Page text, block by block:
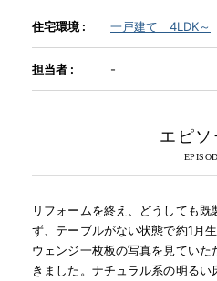
お問い合わせ
住宅環境 : 一戸建て 4LDK～
担当者 : -
エピソ
リフォームを終え、どうしても
ず、テーブルがない状態で約1月
ウェンジ一枚板の写真を見てい
きました。ナチュラル系の明る